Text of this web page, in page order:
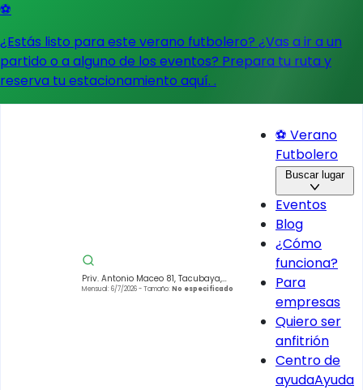
⚽
¿Estás listo para este verano futbolero? ¿Vas a ir a un
partido o a alguno de los eventos? Prepara tu ruta y
reserva tu estacionamiento aquí. .
Priv. Antonio Maceo 81, Tacubaya,
Miguel Hidalgo, 11870 Ciudad de
Mensual: 6/7/2026- Tamaño: No especificado
⚽ Verano
Futbolero
Buscar lugar
Eventos
Blog
¿Cómo
funciona?
Para
empresas
Quiero ser
anfitrión
Centro de
ayudaAyuda